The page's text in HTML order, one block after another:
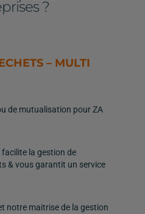
?
– MULTI
de mutualisation pour ZA
facilite la gestion de
& vous garantit un service
notre maitrise de la gestion